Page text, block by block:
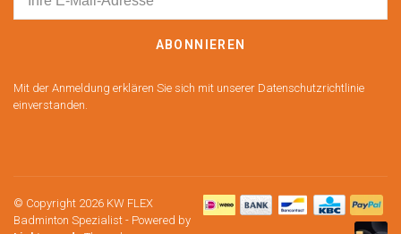
ABONNIEREN
Mit der Anmeldung erklären Sie sich mit unserer Datenschutzrichtlinie
einverstanden.
© Copyright 2026 KW FLEX
Badminton Spezialist - Powered by